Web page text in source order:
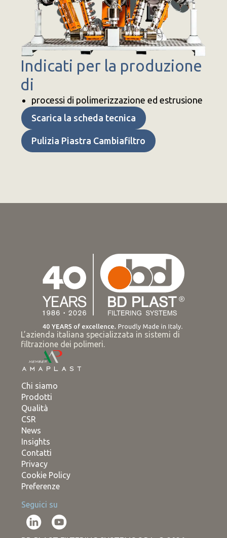
Indicati per la produzione
di
processi di polimerizzazione ed estrusione
Scarica la scheda tecnica
Pulizia Piastra Cambiafiltro
L’azienda italiana specializzata in sistemi di
filtrazione dei polimeri.
Chi siamo
Prodotti
Qualità
CSR
News
Insights
Contatti
Privacy
Cookie Policy
Preferenze
Seguici su